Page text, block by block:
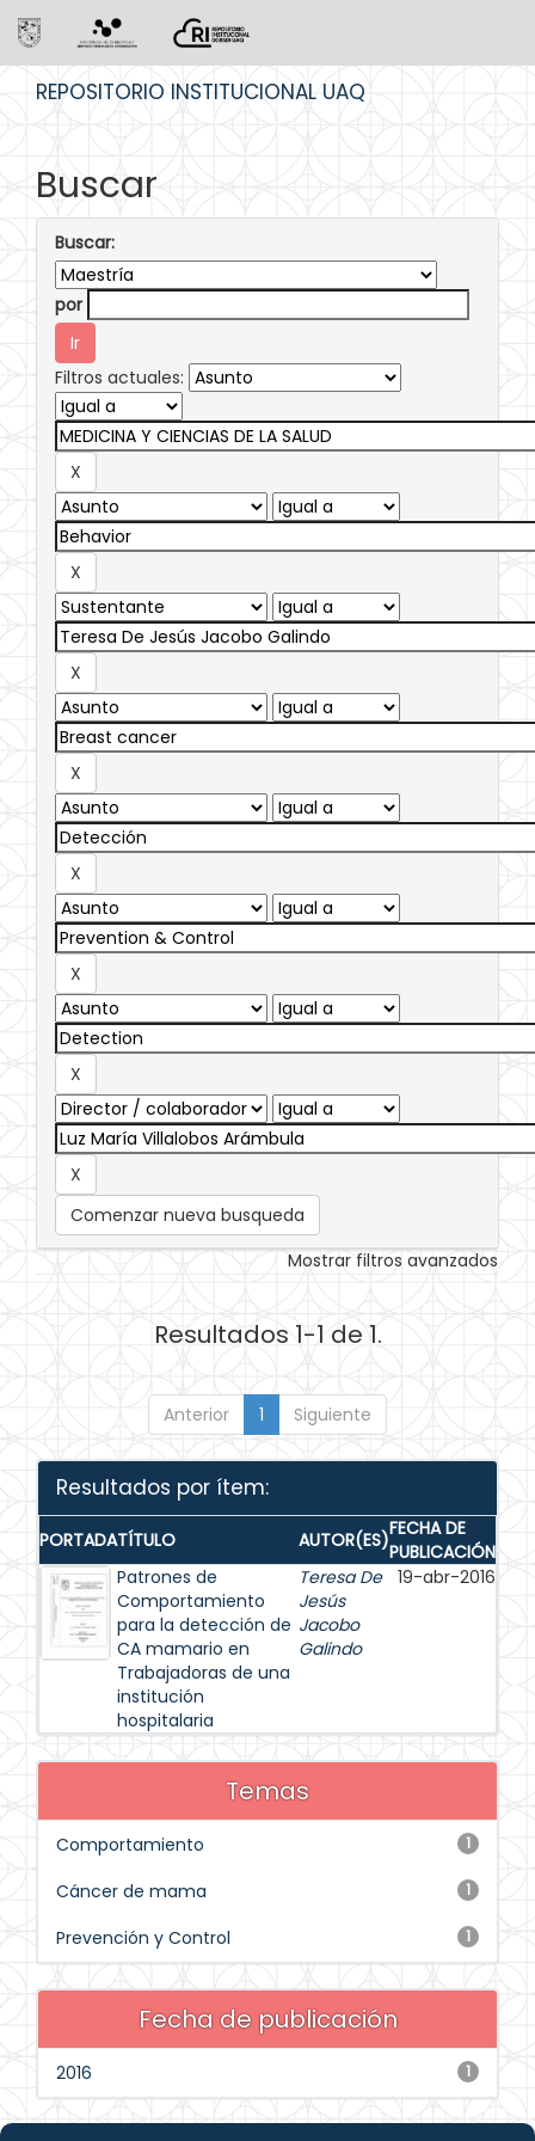
REPOSITORIO INSTITUCIONAL UAQ
Buscar
Buscar:
por
Filtros actuales:
Comenzar nueva busqueda
Mostrar filtros avanzados
Resultados 1-1 de 1.
Anterior 1 Siguiente
Resultados por ítem:
PORTADATÍTULO AUTOR(ES)FECHA DE
PUBLICACIÓN
Patrones de
Comportamiento
para la detección de
CA mamario en
Trabajadoras de una
institución
hospitalaria
Teresa De
Jesús
Jacobo
Galindo
19-abr-2016
Temas
1
Comportamiento
1
Cáncer de mama
1
Prevención y Control
Fecha de publicación
1
2016